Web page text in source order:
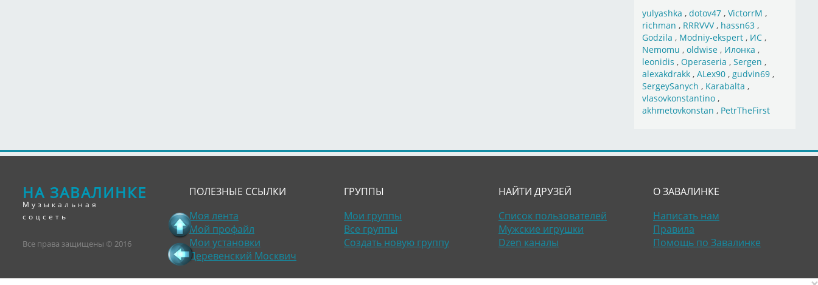
yulyashka , dotov47, VictorrM ,
richman , RRRVVV, hassn63,
Godzila , Modniy-ekspert, ИС,
Nemomu , oldwise, Илонка ,
leonidis , Operaseria , Sergen ,
alexakdrakk, ALex90, gudvin69,
SergeySanych , Karabalta ,
vlasovkonstantino,
akhmetovkonstan , PetrTheFirst
НА ЗАВАЛИНКЕ
Музыкальная
соцсеть
Все права защищены © 2016
ПОЛЕЗНЫЕ ССЫЛКИ
Моя лента
Мой профайл
Мои установки
Деревенский Москвич
ГРУППЫ
Мои группы
Все группы
Создать новую группу
НАЙТИ ДРУЗЕЙ
Список пользователей
Мужские игрушки
Dzen каналы
О ЗАВАЛИНКЕ
Написать нам
Правила
Помощь по Завалинке